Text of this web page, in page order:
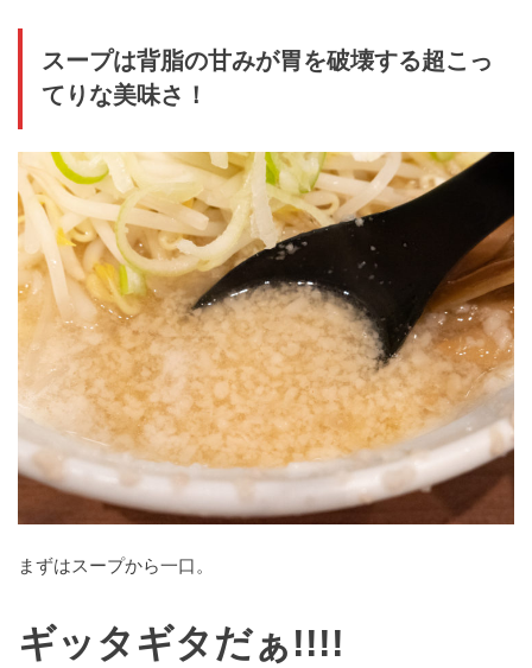
スープは背脂の甘みが胃を破壊する超こっ
てりな美味さ！
まずはスープから一口。
ギッタギタだぁ!!!!